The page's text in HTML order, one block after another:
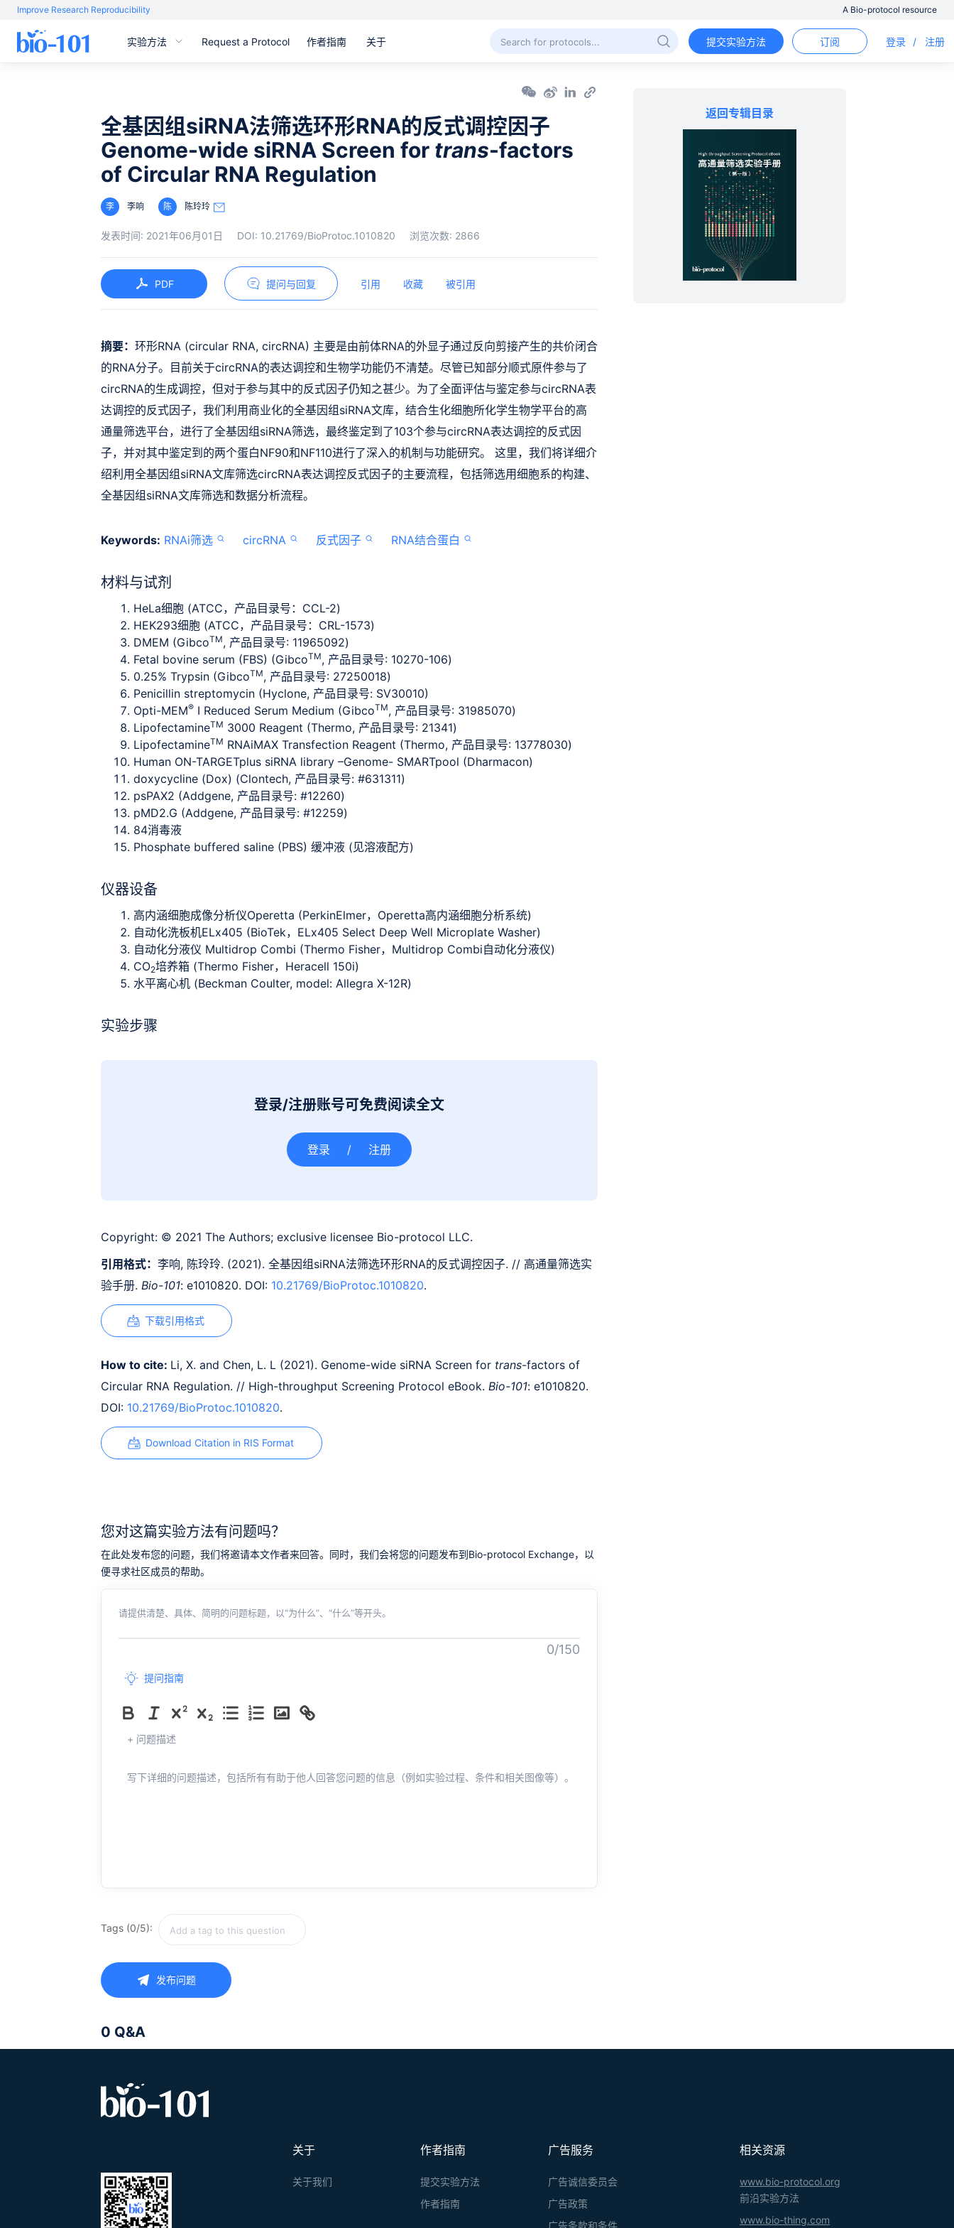
Improve Research Reproducibility A Bio-protocol resource
实验方法 Request a Protocol 作者指南 关于 提交实验方法 订阅 登录 / 注册
全基因组siRNA法筛选环形RNA的反式调控因子
Genome-wide siRNA Screen for trans-factors
of Circular RNA Regulation
李 李响 陈 陈玲玲
发表时间: 2021年06月01日 DOI: 10.21769/BioProtoc.1010820 浏览次数: 2866
返回专辑目录
PDF 提问与回复 引用 收藏 被引用
摘要： 环形RNA (circular RNA, circRNA) 主要是由前体RNA的外显子通过反向剪接产生的共价闭合
的RNA分子。目前关于circRNA的表达调控和生物学功能仍不清楚。尽管已知部分顺式原件参与了
circRNA的生成调控，但对于参与其中的反式因子仍知之甚少。为了全面评估与鉴定参与circRNA表
达调控的反式因子，我们利用商业化的全基因组siRNA文库，结合生化细胞所化学生物学平台的高
通量筛选平台，进行了全基因组siRNA筛选，最终鉴定到了103个参与circRNA表达调控的反式因
子，并对其中鉴定到的两个蛋白NF90和NF110进行了深入的机制与功能研究。 这里，我们将详细介
绍利用全基因组siRNA文库筛选circRNA表达调控反式因子的主要流程，包括筛选用细胞系的构建、
全基因组siRNA文库筛选和数据分析流程。
Keywords: RNAi筛选 circRNA 反式因子 RNA结合蛋白
材料与试剂
HeLa细胞 (ATCC，产品目录号：CCL-2)
HEK293细胞 (ATCC，产品目录号：CRL-1573)
DMEM (GibcoTM, 产品目录号: 11965092)
Fetal bovine serum (FBS) (GibcoTM, 产品目录号: 10270-106)
0.25% Trypsin (GibcoTM, 产品目录号: 27250018)
Penicillin streptomycin (Hyclone, 产品目录号: SV30010)
Opti-MEM® I Reduced Serum Medium (GibcoTM, 产品目录号: 31985070)
LipofectamineTM 3000 Reagent (Thermo, 产品目录号: 21341)
LipofectamineTM RNAiMAX Transfection Reagent (Thermo, 产品目录号: 13778030)
Human ON-TARGETplus siRNA library –Genome- SMARTpool (Dharmacon)
doxycycline (Dox) (Clontech, 产品目录号: #631311)
psPAX2 (Addgene, 产品目录号: #12260)
pMD2.G (Addgene, 产品目录号: #12259)
84消毒液
Phosphate buffered saline (PBS) 缓冲液 (见溶液配方)
仪器设备
高内涵细胞成像分析仪Operetta (PerkinElmer，Operetta高内涵细胞分析系统)
自动化洗板机ELx405 (BioTek，ELx405 Select Deep Well Microplate Washer)
自动化分液仪 Multidrop Combi (Thermo Fisher，Multidrop Combi自动化分液仪)
CO2培养箱 (Thermo Fisher，Heracell 150i)
水平离心机 (Beckman Coulter, model: Allegra X-12R)
实验步骤
登录/注册账号可免费阅读全文
登录 / 注册
Copyright: © 2021 The Authors; exclusive licensee Bio-protocol LLC.
引用格式： 李响, 陈玲玲. (2021). 全基因组siRNA法筛选环形RNA的反式调控因子. // 高通量筛选实
验手册. Bio-101: e1010820. DOI: 10.21769/BioProtoc.1010820.
下载引用格式
How to cite: Li, X. and Chen, L. L (2021). Genome-wide siRNA Screen for trans-factors of
Circular RNA Regulation. // High-throughput Screening Protocol eBook. Bio-101: e1010820.
DOI: 10.21769/BioProtoc.1010820.
Download Citation in RIS Format
您对这篇实验方法有问题吗？
在此处发布您的问题，我们将邀请本文作者来回答。同时，我们会将您的问题发布到Bio-protocol Exchange，以
便寻求社区成员的帮助。
请提供清楚、具体、简明的问题标题，以“为什么”、“什么”等开头。
0/150
提问指南
+ 问题描述
写下详细的问题描述，包括所有有助于他人回答您问题的信息（例如实验过程、条件和相关图像等）。
Tags (0/5):
发布问题
0 Q&A
关于
关于我们
作者指南
提交实验方法
作者指南
广告服务
广告诚信委员会
广告政策
广告条款和条件
相关资源
www.bio-protocol.org
前沿实验方法
www.bio-thing.com